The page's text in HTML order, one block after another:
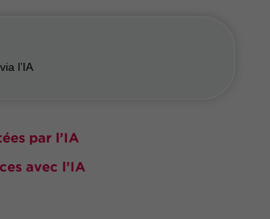
l’IA
par l’IA
avec l’IA